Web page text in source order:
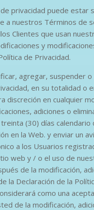
privacidad puede estar
a nuestros Términos de
Clientes que usan
y
de Privacidad.
agregar, suspender o
en su totalidad o
discreción en cualquier
adiciones o
(30) días calendario
en la Web. y enviar un
a los Usuarios
web y / o el uso de
de la modificación,
la Declaración de la
como una
de la modificación,